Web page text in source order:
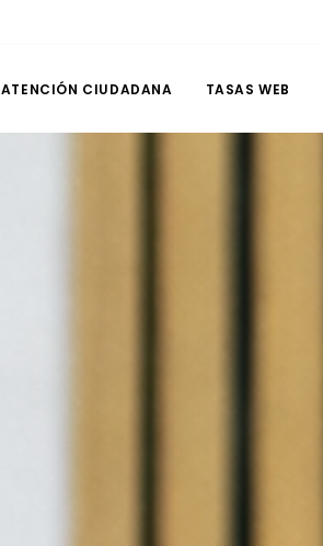
ATENCIÓN CIUDADANA TASAS WEB